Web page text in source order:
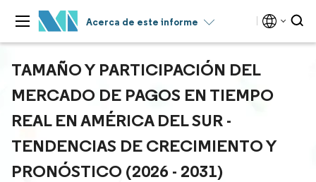
Acerca de este informe
TAMAÑO Y PARTICIPACIÓN DEL
MERCADO DE PAGOS EN TIEMPO
REAL EN AMÉRICA DEL SUR -
TENDENCIAS DE CRECIMIENTO Y
PRONÓSTICO (2026 - 2031)